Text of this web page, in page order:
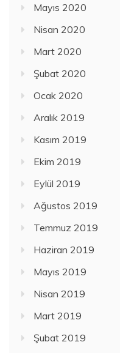
Mayıs 2020
Nisan 2020
Mart 2020
Şubat 2020
Ocak 2020
Aralık 2019
Kasım 2019
Ekim 2019
Eylül 2019
Ağustos 2019
Temmuz 2019
Haziran 2019
Mayıs 2019
Nisan 2019
Mart 2019
Şubat 2019